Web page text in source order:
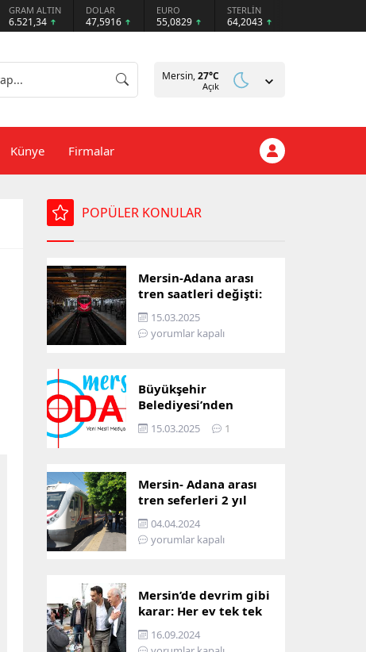
GRAM ALTIN
6.521,34
DOLAR
47,5916
EURO
55,0829
STERLİN
64,2043
Mersin,27°C
Açık
Künye Firmalar
POPÜLER KONULAR
Mersin-Adana arası
tren saatleri değişti:
İşte yeni ulaşım listesi
15.03.2025
yorumlar kapalı
Büyükşehir
Belediyesi’nden
Mersin ve Adana arası
ulaşım başladı
15.03.2025 1
Mersin- Adana arası
tren seferleri 2 yıl
boyunca
çalışmayacak
04.04.2024
yorumlar kapalı
Mersin’de devrim gibi
karar: Her ev tek tek
incelenecek!
16.09.2024